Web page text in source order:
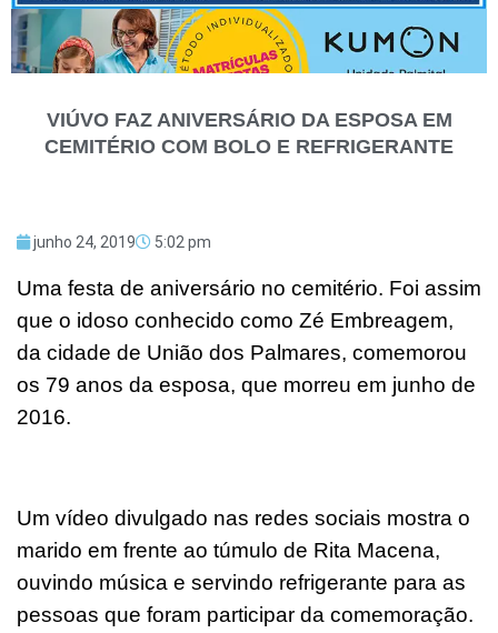
VIÚVO FAZ ANIVERSÁRIO DA ESPOSA EM
CEMITÉRIO COM BOLO E REFRIGERANTE
junho 24, 2019 5:02 pm
Uma festa de aniversário no cemitério. Foi assim
que o idoso conhecido como Zé Embreagem,
da cidade de União dos Palmares, comemorou
os 79 anos da esposa, que morreu em junho de
2016.
Um vídeo divulgado nas redes sociais mostra o
marido em frente ao túmulo de Rita Macena,
ouvindo música e servindo refrigerante para as
pessoas que foram participar da comemoração.